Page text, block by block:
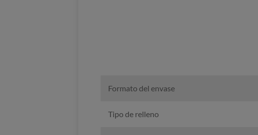
Formato del envase
Tipo de relleno